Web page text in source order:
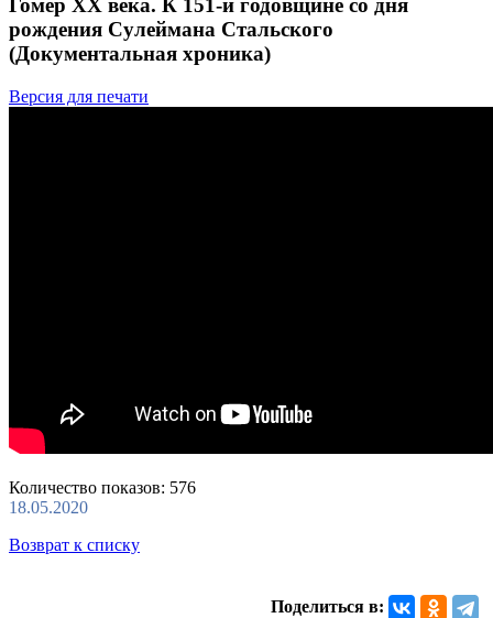
Гомер ХХ века. К 151-й годовщине со дня
рождения Сулеймана Стальского
(Документальная хроника)
Версия для печати
Количество показов: 576
18.05.2020
Возврат к списку
Поделиться в: